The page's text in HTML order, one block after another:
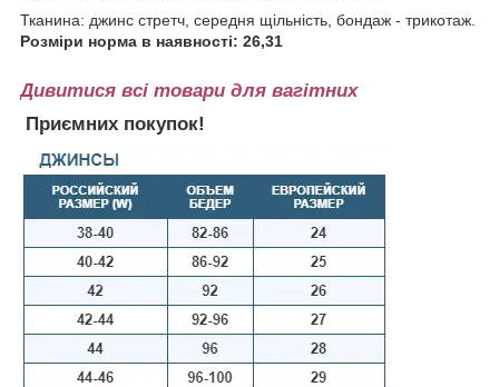
Тканина: джинс стретч, середня щільність, бондаж - трикотаж.
Розміри норма в наявності: 26,31
Дивитися всі товари для вагітних
Приємних покупок!